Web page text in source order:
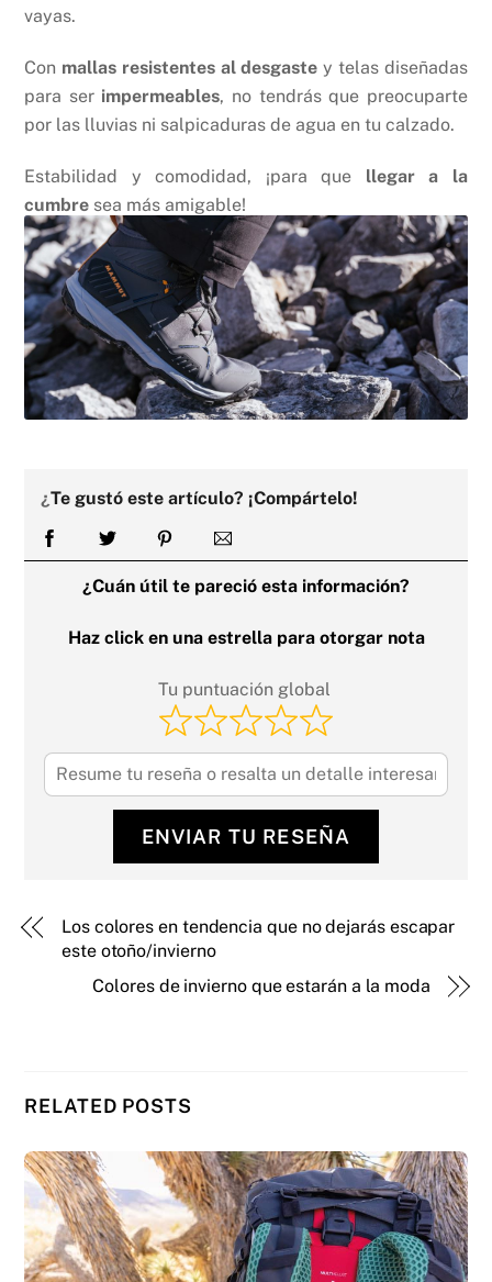
vayas.
Con mallas resistentes al desgaste y telas diseñadas
para ser impermeables, no tendrás que preocuparte
por las lluvias ni salpicaduras de agua en tu calzado.
Estabilidad y comodidad, ¡para que llegar a la
cumbre sea más amigable!
¿Te gustó este artículo? ¡Compártelo!
¿Cuán útil te pareció esta información?
Haz click en una estrella para otorgar nota
Tu puntuación global
ENVIAR TU RESEÑA
Los colores en tendencia que no dejarás escapar
este otoño/invierno
Colores de invierno que estarán a la moda
RELATED POSTS